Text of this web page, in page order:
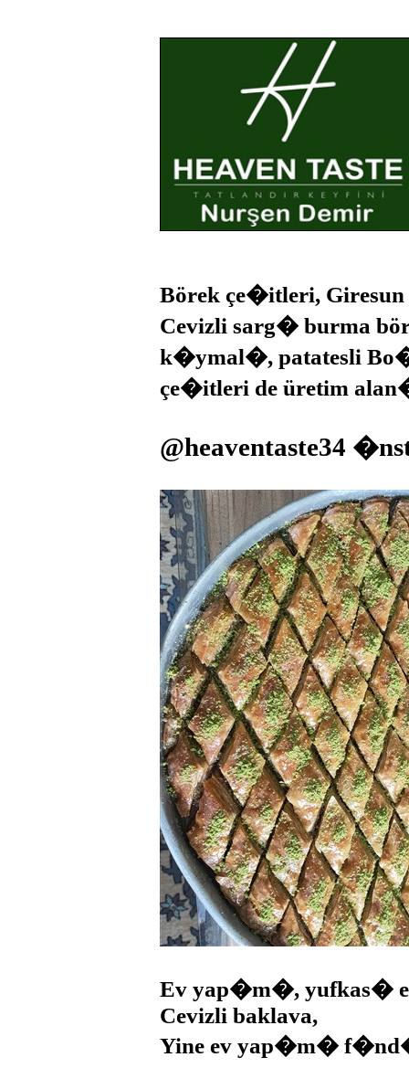
Börek çe�itleri,
Cevizli sarg� burma
k�ymal�, patatesli
çe�itleri de üretim
@heaventaste34
Ev yap�m�, yufkas�
Cevizli baklava,
Yine ev yap�m�